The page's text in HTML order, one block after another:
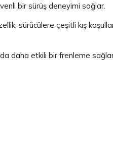
bir sürüş deneyimi sağlar.
sürücülere çeşitli kış
daha etkili bir frenleme